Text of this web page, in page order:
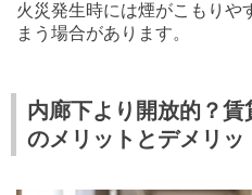
火災発生時には煙がこもりや
まう場合があります。
内廊下より開放的？
のメリットとデメリッ